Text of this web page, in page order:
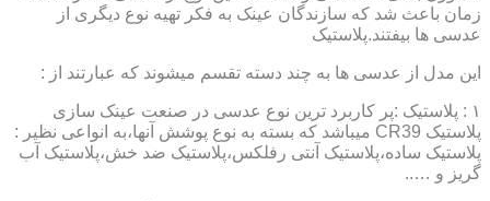
زمان باعث شد که سازندگان عینک به فکر تهیه نوع دیگری از
عدسی ها بیفتند.پلاستیک
این مدل از عدسی ها به چند دسته تقسم میشوند که عبارتند از :
۱ : پلاستیک :پر کاربرد ترین نوع عدسی در صنعت عینک سازی
پلاستیک CR39 میباشد که بسته به نوع پوشش آنها،به انواعی نظیر :
پلاستیک ساده،پلاستیک آنتی رفلکس،پلاستیک ضد خش،پلاستیک آب
گریز و …..